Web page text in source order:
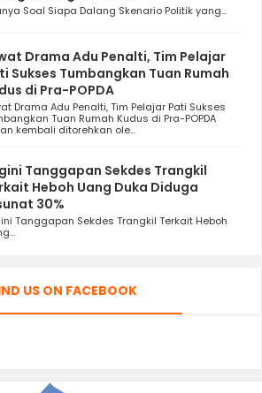
Soal Siapa Dalang Skenario Politik yang...
Drama Adu Penalti, Tim Pelajar
Sukses Tumbangkan Tuan Rumah
di Pra-POPDA
Drama Adu Penalti, Tim Pelajar Pati Sukses
Tuan Rumah Kudus di Pra-POPDA
kembali ditorehkan ole...
Tanggapan Sekdes Trangkil
Heboh Uang Duka Diduga
30%
Tanggapan Sekdes Trangkil Terkait Heboh
US ON FACEBOOK